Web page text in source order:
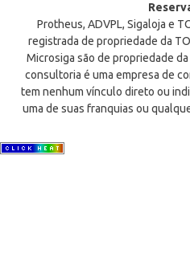
Protheus, ADVPL, Sigaloja e
registrada de propriedade da
Microsiga são de propriedade da
consultoria é uma empresa de
tem nenhum vínculo direto ou
uma de suas franquias ou